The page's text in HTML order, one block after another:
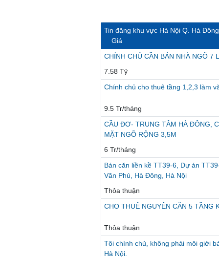
Tin đăng khu vực Hà Nội Q. Hà Đông
Giá
CHÍNH CHỦ CẦN BÁN NHÀ NGÕ 7
7.58 Tỷ
Chính chủ cho thuê tầng 1,2,3 làm
9.5 Tr/tháng
CẦU ĐƠ- TRUNG TÂM HÀ ĐÔNG,
MẶT NGÕ RỘNG 3,5M
6 Tr/tháng
Bán căn liền kề TT39-6, Dự án
Văn Phú, Hà Đông, Hà Nội
Thỏa thuận
CHO THUÊ NGUYÊN CĂN 5 TẦNG
Thỏa thuận
Tôi chính chủ, không phải môi giới
Hà Nội.